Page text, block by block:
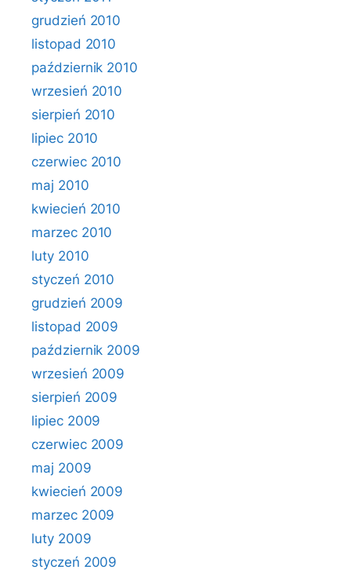
grudzień 2010
listopad 2010
październik 2010
wrzesień 2010
sierpień 2010
lipiec 2010
czerwiec 2010
maj 2010
kwiecień 2010
marzec 2010
luty 2010
styczeń 2010
grudzień 2009
listopad 2009
październik 2009
wrzesień 2009
sierpień 2009
lipiec 2009
czerwiec 2009
maj 2009
kwiecień 2009
marzec 2009
luty 2009
styczeń 2009